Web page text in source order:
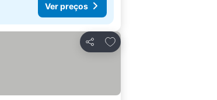
Ver preços
Partilhar
Adicionar aos favoritos